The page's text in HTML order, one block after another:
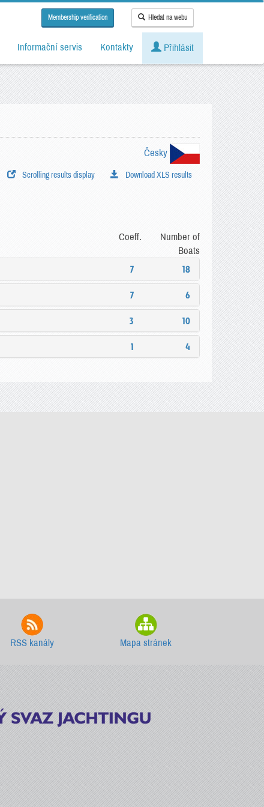
Membership verification Hledat na webu
Informační servis Kontakty Přihlásit
Česky
Download XLS results
Scrolling results display
Coeff.
Number of
Boats
7
18
7
6
3
10
1 4
RSS kanály Mapa stránek